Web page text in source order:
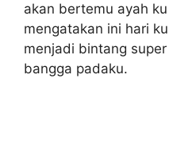
akan bertemu ayah
mengatakan ini hari
menjadi bintang
bangga padaku.